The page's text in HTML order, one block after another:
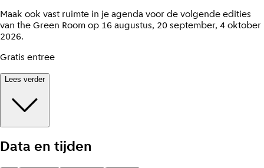
Maak ook vast ruimte in je agenda voor de volgende edities
van the Green Room op 16 augustus, 20 september, 4 oktober
2026.
Gratis entree
Lees verder
Data en tijden